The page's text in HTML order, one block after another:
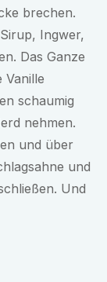
brechen.
Ingwer,
Das Ganze
Vanille
schaumig
nehmen.
und über
und
Und